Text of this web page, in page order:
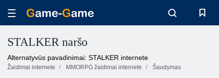
STALKER naršo
Alternatyvūs pavadinimai: STALKER internete
Žaidimai internete MMORPG žaidimai internete Šaudymas